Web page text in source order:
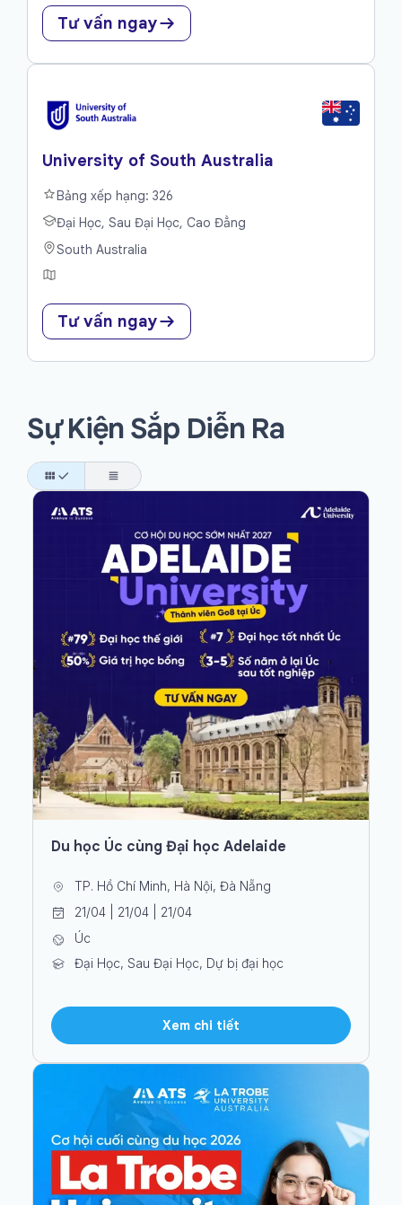
Tư vấn ngay
University of South Australia
Bảng xếp hạng: 326
Đại Học, Sau Đại Học, Cao Đẳng
South Australia
Tư vấn ngay
Sự Kiện Sắp Diễn Ra
Du học Úc cùng Đại học Adelaide
TP. Hồ Chí Minh, Hà Nội, Đà Nẵng
21/04 | 21/04 | 21/04
Úc
Đại Học, Sau Đại Học, Dự bị đại học
Xem chi tiết